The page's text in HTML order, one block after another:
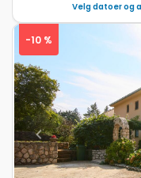
Velg datoer og
Previous
-10 %